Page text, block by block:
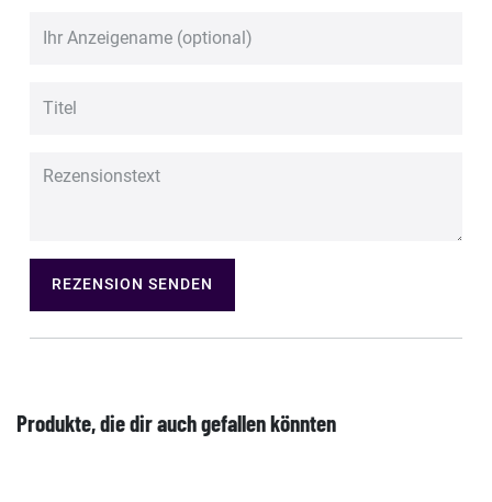
REZENSION SENDEN
Produkte, die dir auch gefallen könnten